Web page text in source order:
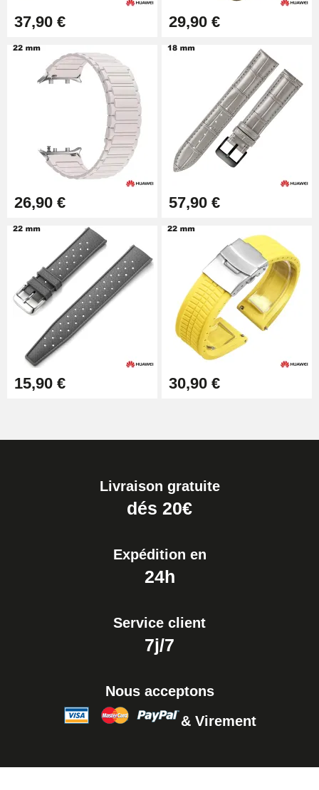
37,90 € 29,90 €
26,90 € 57,90 €
15,90 € 30,90 €
Livraison gratuite
dés 20€
Expédition en
24h
Service client
7j/7
Nous acceptons
& Virement